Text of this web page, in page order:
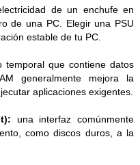
de un enchufe en
de una PC. Elegir una PSU
estable de tu PC.
temporal que contiene datos
generalmente mejora la
aplicaciones exigentes.
una interfaz comúnmente
como discos duros, a la
detalles de sus nuevas
Monster y Warby Parker, los
IA con la comodidad para el uso